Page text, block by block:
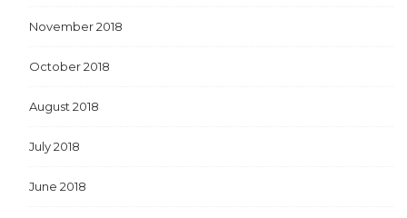
November 2018
October 2018
August 2018
July 2018
June 2018